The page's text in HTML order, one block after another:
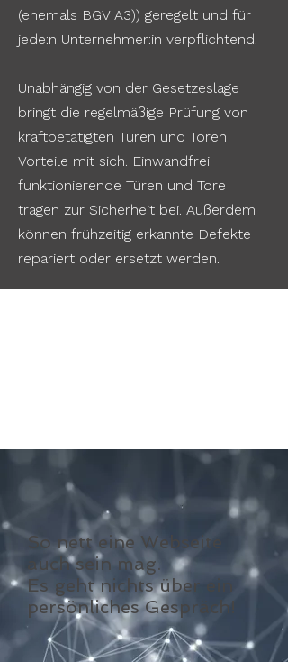
(ehemals BGV A3)) geregelt und für
jede:n Unternehmer:in verpflichtend.
Unabhängig von der Gesetzeslage
bringt die regelmäßige Prüfung von
kraftbetätigten Türen und Toren
Vorteile mit sich. Einwandfrei
funktionierende Türen und Tore
tragen zur Sicherheit bei. Außerdem
können frühzeitig erkannte Defekte
repariert oder ersetzt werden.
So nett eine Webseite
auch sein mag.
Es geht nichts über ein
persönliches Gespräch!